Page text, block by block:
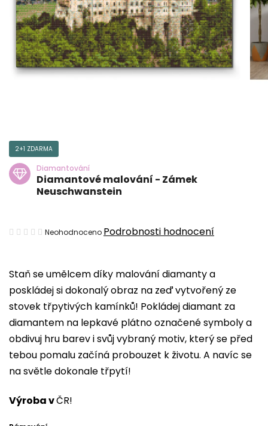
Staň se umělcem díky malování diamanty a
poskládej si dokonalý obraz na zeď vytvořený ze
stovek třpytivých kamínků! Pokládej diamant za
diamantem na lepkavé plátno označené symboly a
obdivuj hru barev i svůj vybraný motiv, který se před
tebou pomalu začíná probouzet k životu. A navíc se
na světle dokonale třpytí!
Výroba vČR!
2+1 ZDARMA
Diamantování
Diamantové malování - Zámek
Neuschwanstein
Průměrné
je
0,0
z
5
hvězdiček.
Neohodnoceno Podrobnosti hodnocení